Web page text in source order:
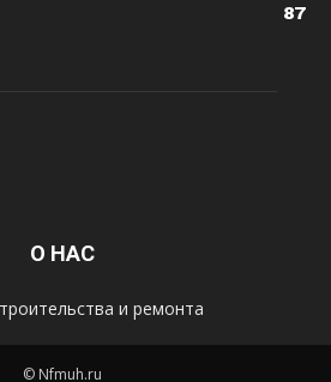
87
О НАС
и ремонта
© Nfmuh.ru